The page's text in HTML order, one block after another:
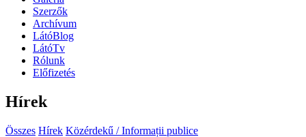
Szerzők
Archívum
LátóBlog
LátóTv
Rólunk
Előfizetés
Hírek
Összes Hírek Közérdekű / Informații publice